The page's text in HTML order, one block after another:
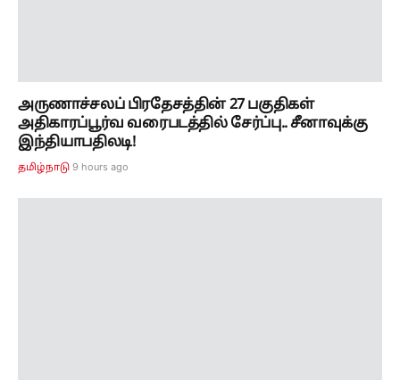
அருணாச்சலப் பிரதேசத்தின் 27 பகுதிகள்
அதிகாரப்பூர்வ வரைபடத்தில் சேர்ப்பு.. சீனாவுக்கு
இந்தியாபதிலடி!
தமிழ்நாடு 9 hours ago